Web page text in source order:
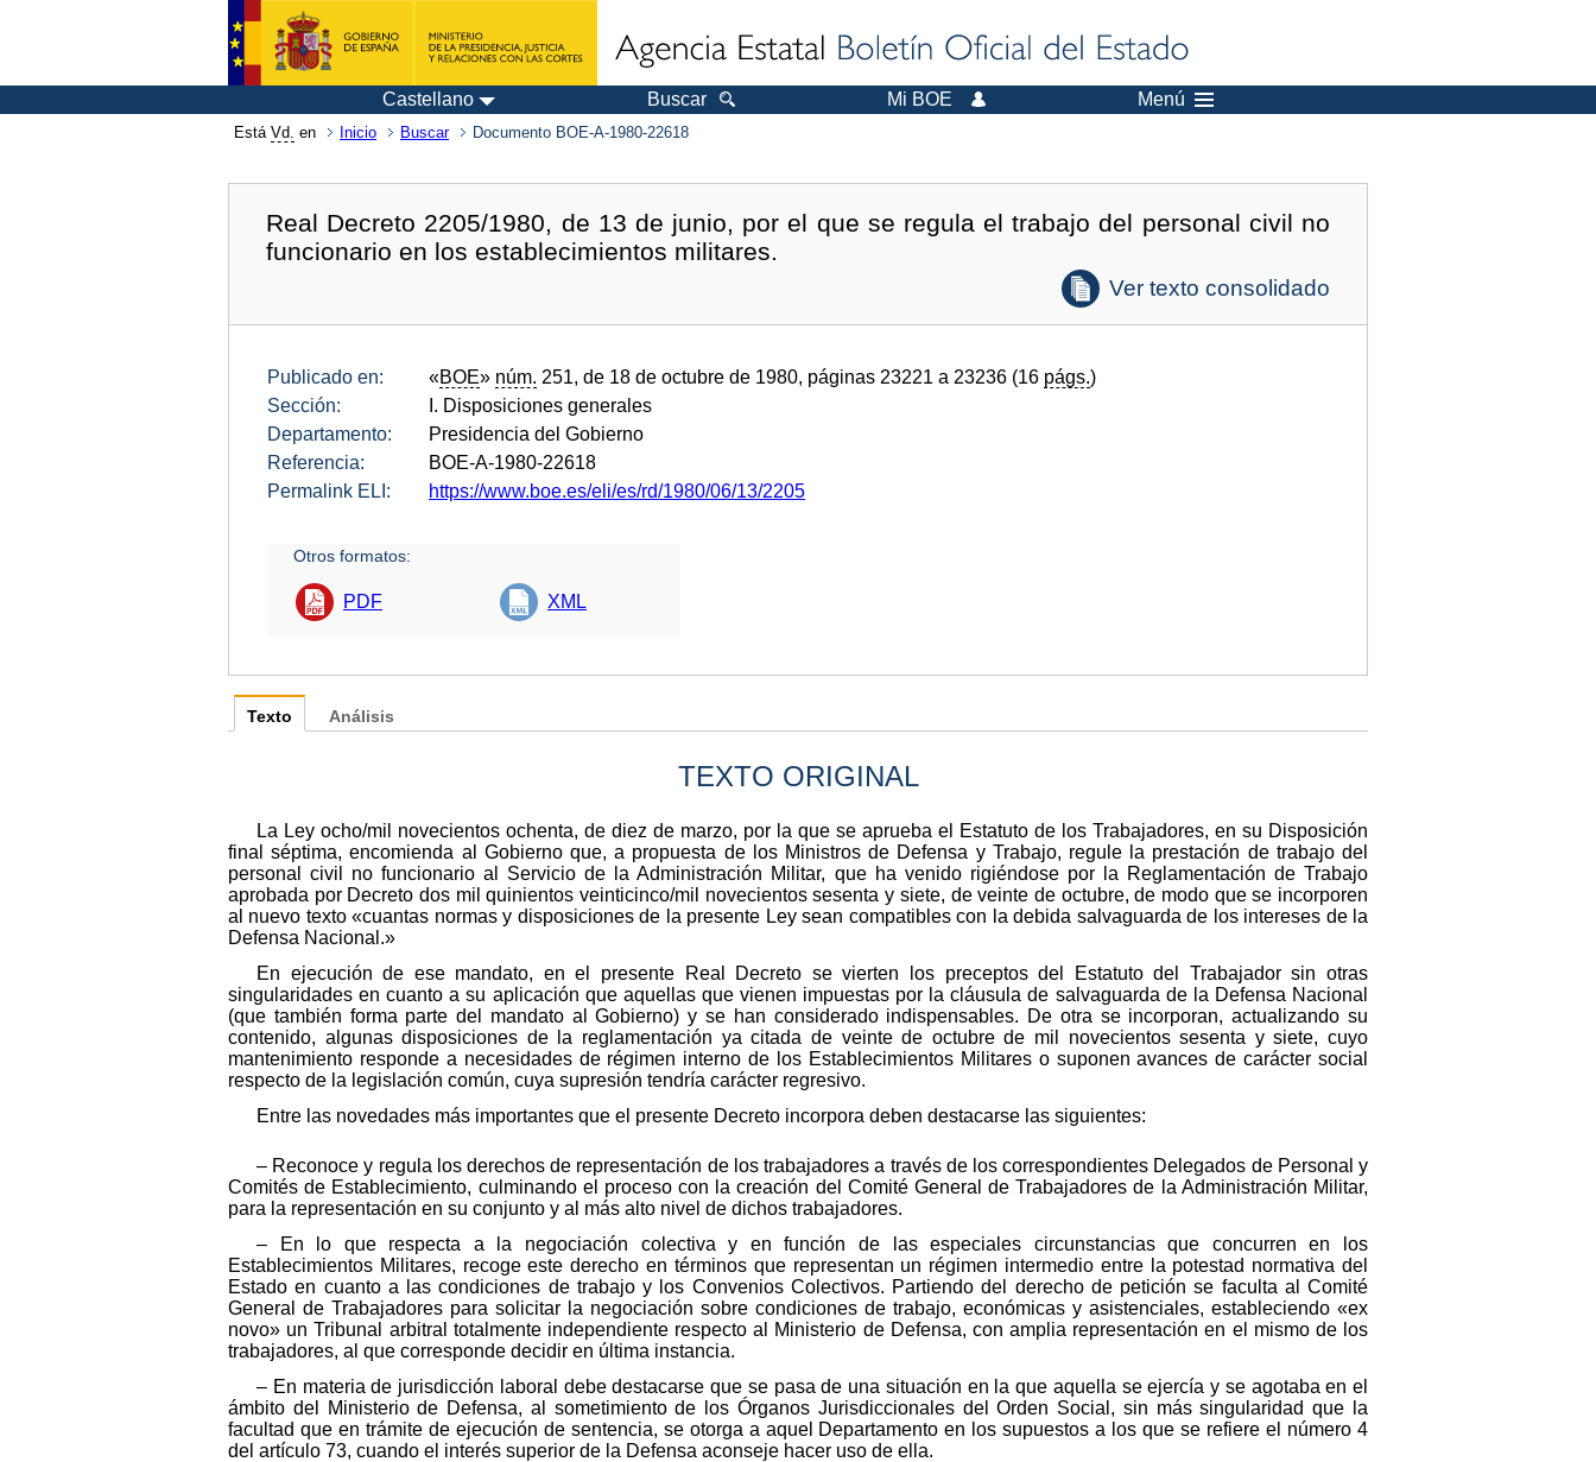
Castellano Buscar Mi BOE Menú
Está Vd. en Inicio Buscar Documento BOE-A-1980-22618
Real Decreto 2205/1980, de 13 de junio, por el que se regula el trabajo del personal civil no
funcionario en los establecimientos militares.
Ver texto consolidado
Publicado en: «BOE» núm. 251, de 18 de octubre de 1980, páginas 23221 a 23236 (16 págs.)
Sección:
I. Disposiciones generales
Departamento:
Presidencia del Gobierno
Referencia:
BOE-A-1980-22618
Permalink ELI:
https://www.boe.es/eli/es/rd/1980/06/13/2205
Otros formatos:
PDF XML
Texto
TEXTO ORIGINAL
La Ley ocho/mil novecientos ochenta, de diez de marzo, por la que se aprueba el Estatuto de los Trabajadores, en su Disposición
final séptima, encomienda al Gobierno que, a propuesta de los Ministros de Defensa y Trabajo, regule la prestación de trabajo del
personal civil no funcionario al Servicio de la Administración Militar, que ha venido rigiéndose por la Reglamentación de Trabajo
aprobada por Decreto dos mil quinientos veinticinco/mil novecientos sesenta y siete, de veinte de octubre, de modo que se incorporen
al nuevo texto «cuantas normas y disposiciones de la presente Ley sean compatibles con la debida salvaguarda de los intereses de la
Defensa Nacional.»
En ejecución de ese mandato, en el presente Real Decreto se vierten los preceptos del Estatuto del Trabajador sin otras
singularidades en cuanto a su aplicación que aquellas que vienen impuestas por la cláusula de salvaguarda de la Defensa Nacional
(que también forma parte del mandato al Gobierno) y se han considerado indispensables. De otra se incorporan, actualizando su
contenido, algunas disposiciones de la reglamentación ya citada de veinte de octubre de mil novecientos sesenta y siete, cuyo
mantenimiento responde a necesidades de régimen interno de los Establecimientos Militares o suponen avances de carácter social
respecto de la legislación común, cuya supresión tendría carácter regresivo.
Entre las novedades más importantes que el presente Decreto incorpora deben destacarse las siguientes:
– Reconoce y regula los derechos de representación de los trabajadores a través de los correspondientes Delegados de Personal y
Comités de Establecimiento, culminando el proceso con la creación del Comité General de Trabajadores de la Administración Militar,
para la representación en su conjunto y al más alto nivel de dichos trabajadores.
– En lo que respecta a la negociación colectiva y en función de las especiales circunstancias que concurren en los
Establecimientos Militares, recoge este derecho en términos que representan un régimen intermedio entre la potestad normativa del
Estado en cuanto a las condiciones de trabajo y los Convenios Colectivos. Partiendo del derecho de petición se faculta al Comité
General de Trabajadores para solicitar la negociación sobre condiciones de trabajo, económicas y asistenciales, estableciendo «ex
novo» un Tribunal arbitral totalmente independiente respecto al Ministerio de Defensa, con amplia representación en el mismo de los
trabajadores, al que corresponde decidir en última instancia.
– En materia de jurisdicción laboral debe destacarse que se pasa de una situación en la que aquella se ejercía y se agotaba en el
ámbito del Ministerio de Defensa, al sometimiento de los Órganos Jurisdiccionales del Orden Social, sin más singularidad que la
facultad que en trámite de ejecución de sentencia, se otorga a aquel Departamento en los supuestos a los que se refiere el número 4
del artículo 73, cuando el interés superior de la Defensa aconseje hacer uso de ella.
Análisis